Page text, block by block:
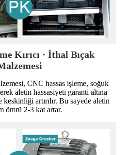
Kırıcı · İthal Bıçak
CNC hassas işleme, soğuk
aletin hassasiyeti garanti altına
keskinliği artırılır. Bu sayede aletin
ömrü 2-3 kat artar.